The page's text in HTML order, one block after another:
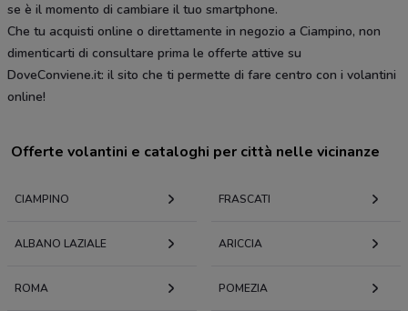
se è il momento di cambiare il tuo smartphone.
Che tu acquisti online o direttamente in negozio a Ciampino, non
dimenticarti di consultare prima le offerte attive su
DoveConviene.it: il sito che ti permette di fare centro con i volantini
online!
Offerte volantini e cataloghi per città nelle vicinanze
CIAMPINO FRASCATI
ALBANO LAZIALE ARICCIA
ROMA POMEZIA